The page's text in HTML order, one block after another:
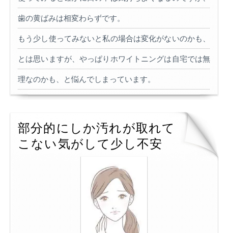
歯の黄ばみは相変わらずです。
もう少し使ってみないと私の場合は変化がないのかも、
とは思いますが、やっぱりホワイトニングは自宅では無
理なのかも、と悩んでしまっています。
部分的にしか汚れが取れて
こない気がして少し不安